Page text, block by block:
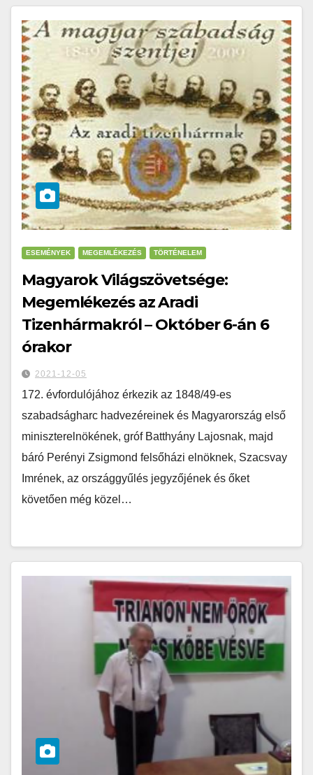
ESEMÉNYEK MEGEMLÉKEZÉS TÖRTÉNELEM
Magyarok Világszövetsége:
Megemlékezés az Aradi
Tizenhármakról – Október 6-án 6
órakor
2021-12-05
172. évfordulójához érkezik az 1848/49-es
szabadságharc hadvezéreinek és Magyarország első
miniszterelnökének, gróf Batthyány Lajosnak, majd
báró Perényi Zsigmond felsőházi elnöknek, Szacsvay
Imrének, az országgyűlés jegyzőjének és őket
követően még közel…